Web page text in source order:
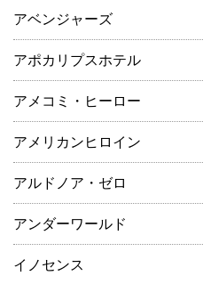
アベンジャーズ
アポカリプスホテル
アメコミ・ヒーロー
アメリカンヒロイン
アルドノア・ゼロ
アンダーワールド
イノセンス